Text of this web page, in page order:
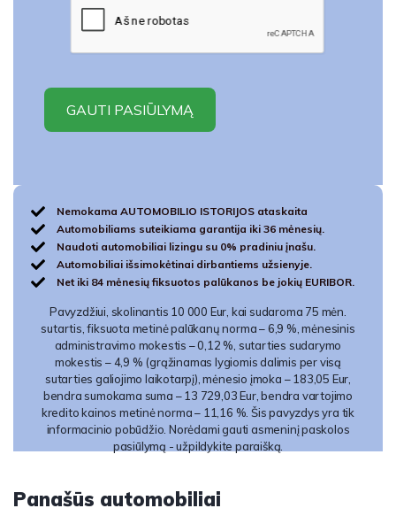
Nemokama AUTOMOBILIO ISTORIJOS ataskaita
Automobiliams suteikiama garantija iki 36 mėnesių.
Naudoti automobiliai lizingu su 0% pradiniu įnašu.
Automobiliai išsimokėtinai dirbantiems užsienyje.
Net iki 84 mėnesių fiksuotos palūkanos be jokių EURIBOR.
Pavyzdžiui, skolinantis 10 000 Eur, kai sudaroma 75 mėn.
sutartis, fiksuota metinė palūkanų norma – 6,9 %, mėnesinis
administravimo mokestis – 0,12 %, sutarties sudarymo
mokestis – 4,9 % (grąžinamas lygiomis dalimis per visą
sutarties galiojimo laikotarpį), mėnesio įmoka – 183,05 Eur,
bendra sumokama suma – 13 729,03 Eur, bendra vartojimo
kredito kainos metinė norma – 11,16 %. Šis pavyzdys yra tik
informacinio pobūdžio. Norėdami gauti asmeninį paskolos
pasiūlymą - užpildykite paraišką.
Panašūs automobiliai